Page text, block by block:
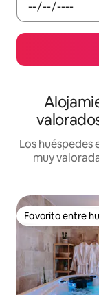
Los huéspedes
muy
Favorito entre
Favorito entre